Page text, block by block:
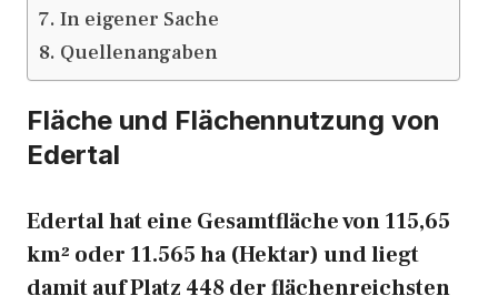
In eigener Sache
Quellenangaben
Fläche und Flächennutzung von
Edertal
Edertal hat eine Gesamtfläche von 115,65
km² oder 11.565 ha (Hektar) und liegt
damit auf Platz 448 der flächenreichsten